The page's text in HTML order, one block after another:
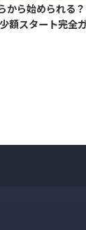
から始められる？
額スタート完全